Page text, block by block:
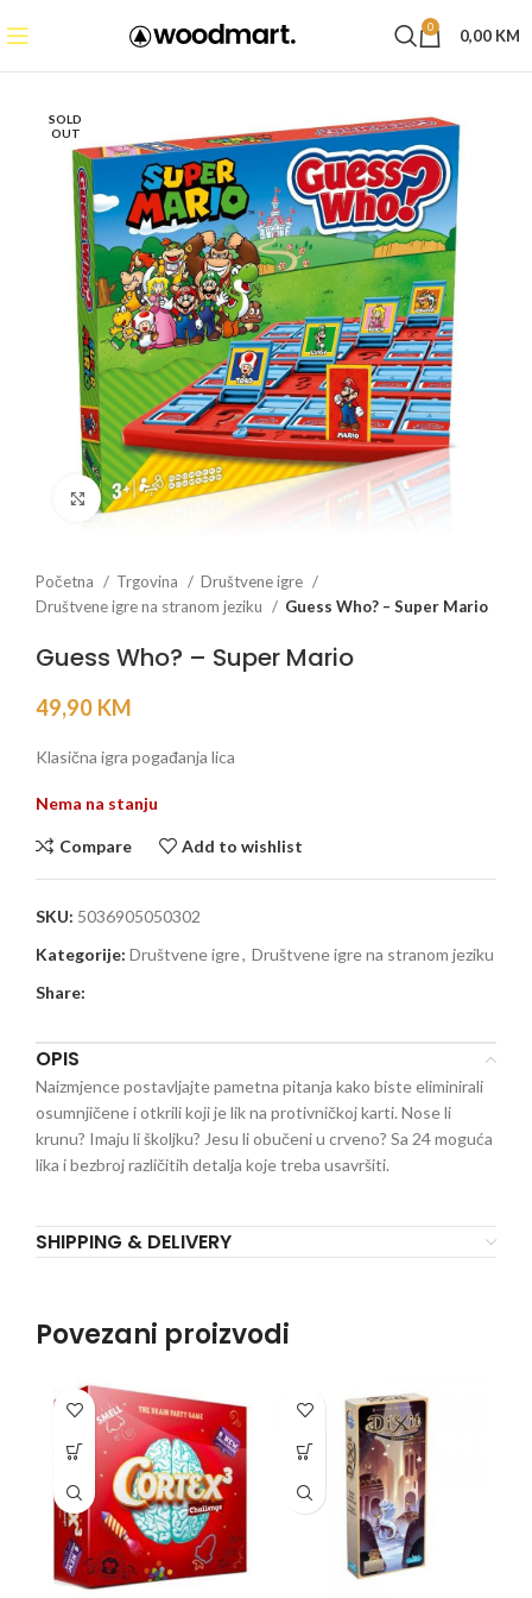
0 0,00 KM
SOLD
OUT
Click to enlarge
Početna Trgovina
Društvene igre
Društvene igre na stranom jeziku
Guess Who? – Super Mario
Guess Who? – Super Mario
49,90 KM
Klasična igra pogađanja lica
Nema na stanju
Compare Add to wishlist
SKU: 5036905050302
Kategorije: Društvene igre, Društvene igre na stranom jeziku
Share:
OPIS
Naizmjence postavljajte pametna pitanja kako biste eliminirali
osumnjičene i otkrili koji je lik na protivničkoj karti. Nose li
krunu? Imaju li školjku? Jesu li obučeni u crveno? Sa 24 moguća
lika i bezbroj različitih detalja koje treba usavršiti.
SHIPPING & DELIVERY
Povezani proizvodi